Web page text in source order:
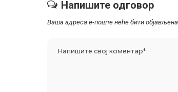
Напишите одговор
Ваша адреса е-поште неће бити објављена.